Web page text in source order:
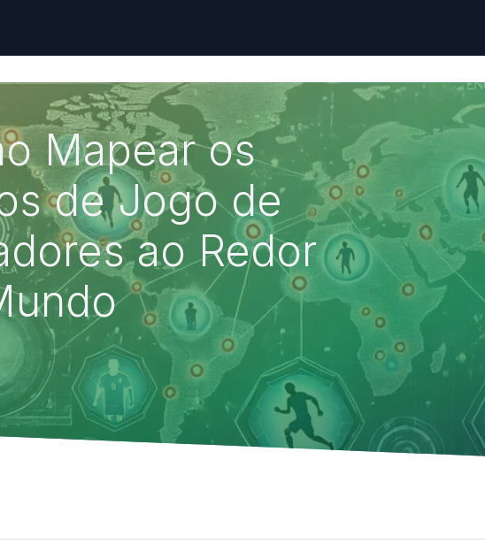
Mapear os
de Jogo de
ao Redor